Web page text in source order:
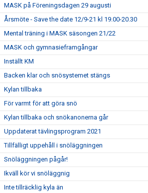
MASK på Föreningsdagen 29 augusti
Årsmöte - Save the date 12/9-21 kl 19.00-20.30
Mental träning i MASK säsongen 21/22
MASK och gymnasieframgångar
Inställt KM
Backen klar och snösystemet stängs
Kylan tillbaka
För varmt för att göra snö
Kylan tillbaka och snökanonerna går
Uppdaterat tävlingsprogram 2021
Tillfälligt uppehåll i snöläggningen
Snöläggningen pågår!
Ikväll kör vi snöläggnig
Inte tillräcklig kyla än